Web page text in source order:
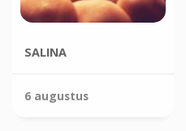
SALINA
6 augustus